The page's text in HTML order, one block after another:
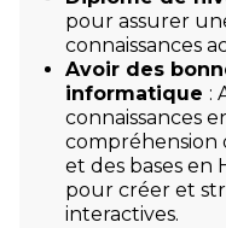
pour assurer
connaissances
Avoir des
informatique :
connaissances
et des bases en
pour créer et
interactives.